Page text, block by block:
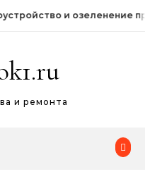
и озеленение
и ремонта